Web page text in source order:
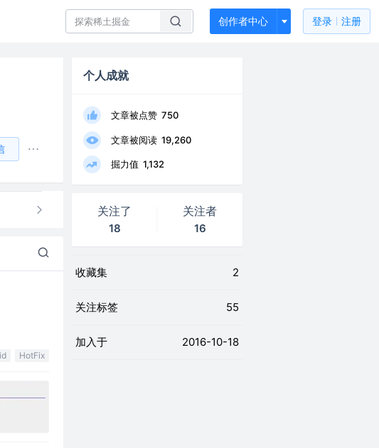
创作者中心 登录 注册
HotFix
个人成就
文章被点赞 750
文章被阅读 19,260
掘力值 1,132
关注了
18
关注者
16
收藏集 2
关注标签 55
加入于 2016-10-18